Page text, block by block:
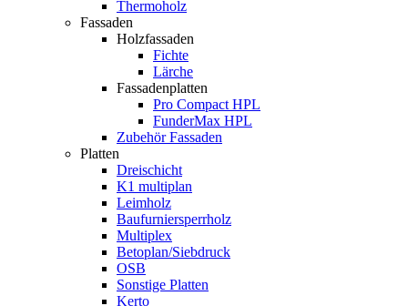
Thermoholz
Fassaden
Holzfassaden
Fichte
Lärche
Fassadenplatten
Pro Compact HPL
FunderMax HPL
Zubehör Fassaden
Platten
Dreischicht
K1 multiplan
Leimholz
Baufurniersperrholz
Multiplex
Betoplan/Siebdruck
OSB
Sonstige Platten
Kerto